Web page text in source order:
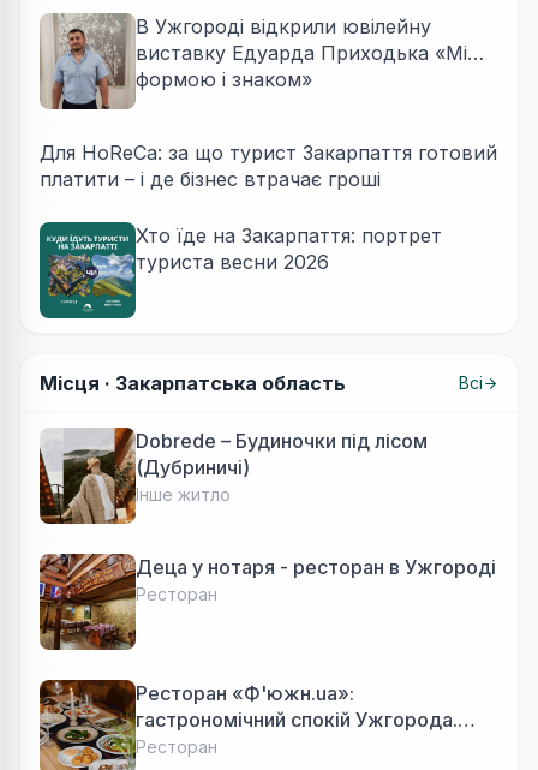
В Ужгороді відкрили ювілейну
виставку Едуарда Приходька «Між
формою і знаком»
Для HoReCa: за що турист Закарпаття готовий
платити – і де бізнес втрачає гроші
Хто їде на Закарпаття: портрет
туриста весни 2026
Місця · Закарпатська область Всі
Dobrede – Будиночки під лісом
(Дубриничі)
Інше житло
Деца у нотаря - ресторан в Ужгороді
Ресторан
Ресторан «Ф'южн.ua»:
гастрономічний спокій Ужгорода.
Авторська локальна кухня, затишок
Ресторан